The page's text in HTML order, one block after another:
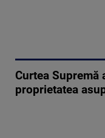
Curtea
proprietatea